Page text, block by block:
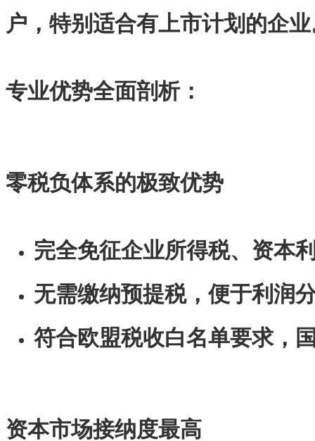
户，特别适合有上市计划的企
专业优势全面剖析：
零税负体系的极致优势
完全免征企业所得税、资本
无需缴纳预提税，便于利润
符合欧盟税收白名单要求，
资本市场接纳度最高